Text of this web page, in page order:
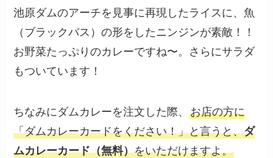
池原ダムのアーチを見事に再現したライスに、魚
（ブラックバス）の形をしたニンジンが素敵！！
お野菜たっぷりのカレーですね〜。さらにサラダ
もついています！
ちなみにダムカレーを注文した際、お店の方に
「ダムカレーカードをください！」と言うと、ダ
ムカレーカード（無料）をいただけますよ。